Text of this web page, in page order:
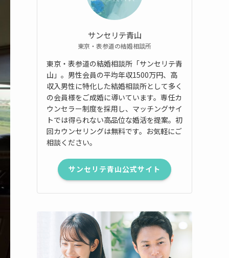
サンセリテ青山
東京・表参道の結婚相談所
東京・表参道の結婚相談所「サンセリテ青
山」。男性会員の平均年収1500万円、高
収入男性に特化した結婚相談所として多く
の会員様をご成婚に導いています。専任カ
ウンセラー制度を採用し、マッチングサイ
トでは得られない高品位な婚活を提案。初
回カウンセリングは無料です。お気軽にご
相談ください。
サンセリテ青山公式サイト